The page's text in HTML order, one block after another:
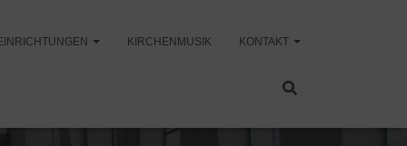
KIRCHENMUSIK KONTAKT